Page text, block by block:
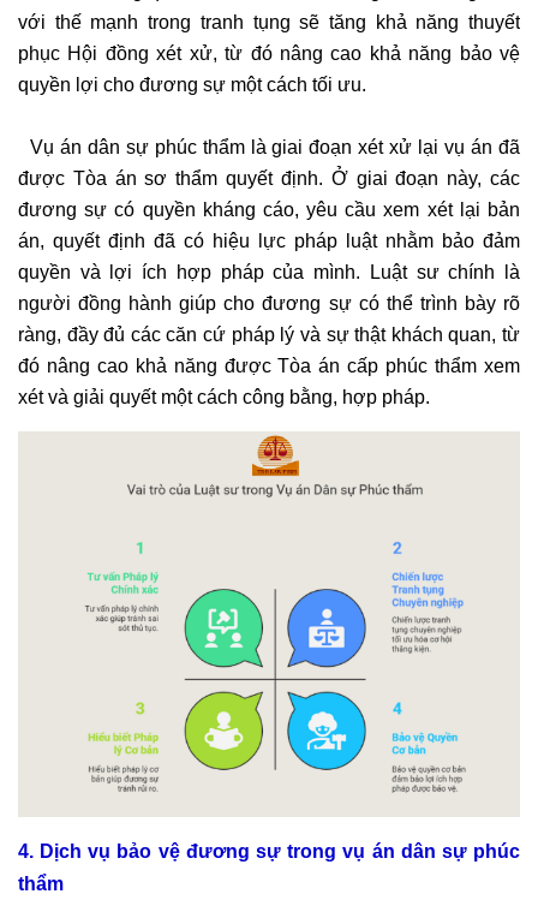
với thế mạnh trong tranh tụng sẽ tăng khả năng thuyết
phục Hội đồng xét xử, từ đó nâng cao khả năng bảo vệ
quyền lợi cho đương sự một cách tối ưu.
Vụ án dân sự phúc thẩm là giai đoạn xét xử lại vụ án đã
được Tòa án sơ thẩm quyết định. Ở giai đoạn này, các
đương sự có quyền kháng cáo, yêu cầu xem xét lại bản
án, quyết định đã có hiệu lực pháp luật nhằm bảo đảm
quyền và lợi ích hợp pháp của mình. Luật sư chính là
người đồng hành giúp cho đương sự có thể trình bày rõ
ràng, đầy đủ các căn cứ pháp lý và sự thật khách quan, từ
đó nâng cao khả năng được Tòa án cấp phúc thẩm xem
xét và giải quyết một cách công bằng, hợp pháp.
4. Dịch vụ bảo vệ đương sự trong vụ án dân sự phúc
thẩm